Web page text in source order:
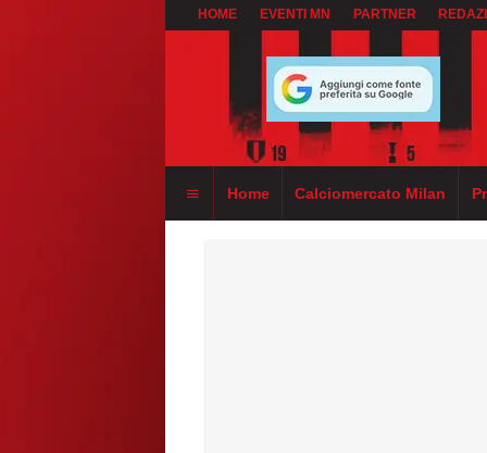
HOME EVENTI MN PARTNER
Home Calciomercato Milan